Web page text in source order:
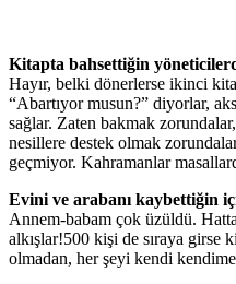
Kitapta bahsettiğin
Hayır, belki dönerlerse ikinci
“Abartıyor musun?” diyorlar,
sağlar. Zaten bakmak
nesillere destek olmak
geçmiyor. Kahramanlar
Evini ve arabanı kaybettiğin
Annem-babam çok üzüldü.
alkışlar!500 kişi de sıraya girse
olmadan, her şeyi kendi